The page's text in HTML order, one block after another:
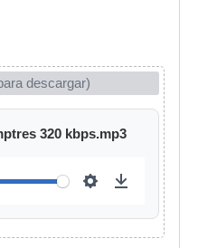
descargar)
320 kbps.mp3